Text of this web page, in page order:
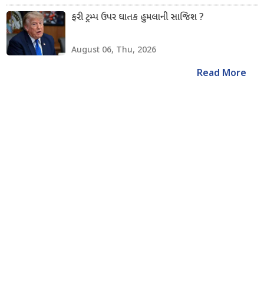
ફરી ટ્રમ્પ ઉપર ઘાતક હુમલાની સાજિશ ?
August 06, Thu, 2026
Read More